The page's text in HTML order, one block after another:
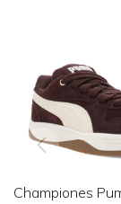
Championes